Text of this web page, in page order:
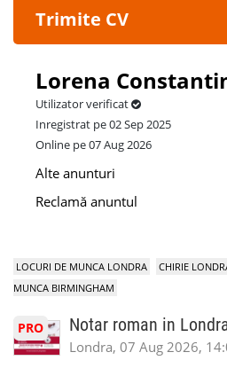
Trimite CV
Lorena
Utilizator verificat
Inregistrat pe 02 Sep 2025
Online pe 07 Aug 2026
Alte anunturi
Reclamă anuntul
LOCURI DE MUNCA LONDRA CHIRIE
MUNCA BIRMINGHAM
PRO Notar roman in
Londra, 07 Aug 2026,